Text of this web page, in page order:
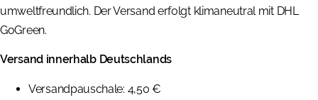
umweltfreundlich. Der Versand erfolgt klimaneutral mit DHL
GoGreen.
Versand innerhalb Deutschlands
Versandpauschale: 4,50 €